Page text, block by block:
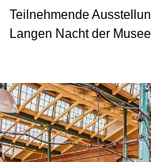
Teilnehmende
Langen Nacht der